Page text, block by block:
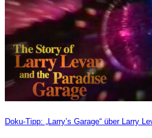
Doku-Tipp: „Larry’s Garage“ über Larry